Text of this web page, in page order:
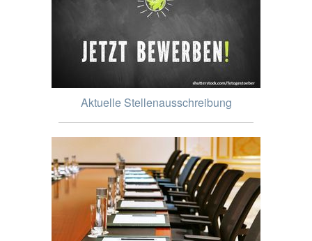
Aktuelle Stellenausschreibung